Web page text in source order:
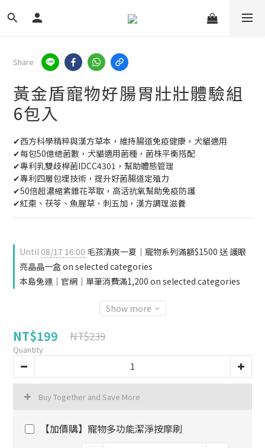
Share
黃金盾寵物好腸胃壯壯體驗組
6包入
✔西方科學精粹與漢方草本，維持腸道免疫健康，犬貓適用
✔每包50億總菌數，犬貓適用菌種，菌株平衡搭配
✔專利乳雙歧桿菌IDCC4301，幫助體態管理
✔專利四層包埋技術，提升好菌腸道定殖力
✔50倍超濃縮紫錐花萃取，高活抗氧幫助免疫防護
✔紅棗、茯苓、魚腥草、刺五加，漢方調理滋養
Until08/17 16:00 毛孩清爽一夏｜寵物系列滿額$1500 送 護眼
亮晶晶一盒 on selected categories
本島免運｜官網｜單筆消費滿1,200 on selected categories
Show more
NT$199 NT$239
Quantity
Buy Together and Save More
【加價購】寵物多功能潔淨按摩刷